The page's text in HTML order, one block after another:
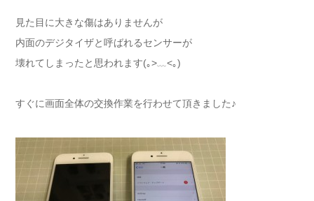
見た目に大きな傷はありませんが
内面のデジタイザと呼ばれるセンサーが
壊れてしまったと思われます(｡>﹏<｡)
すぐに画面全体の交換作業を行わせて頂きました♪